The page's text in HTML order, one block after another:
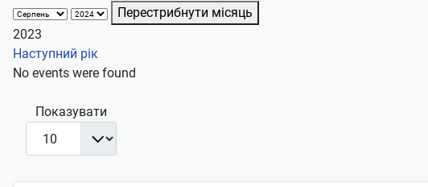
Перестрибнути місяць
2023
Наступний рік
No events were found
Показувати